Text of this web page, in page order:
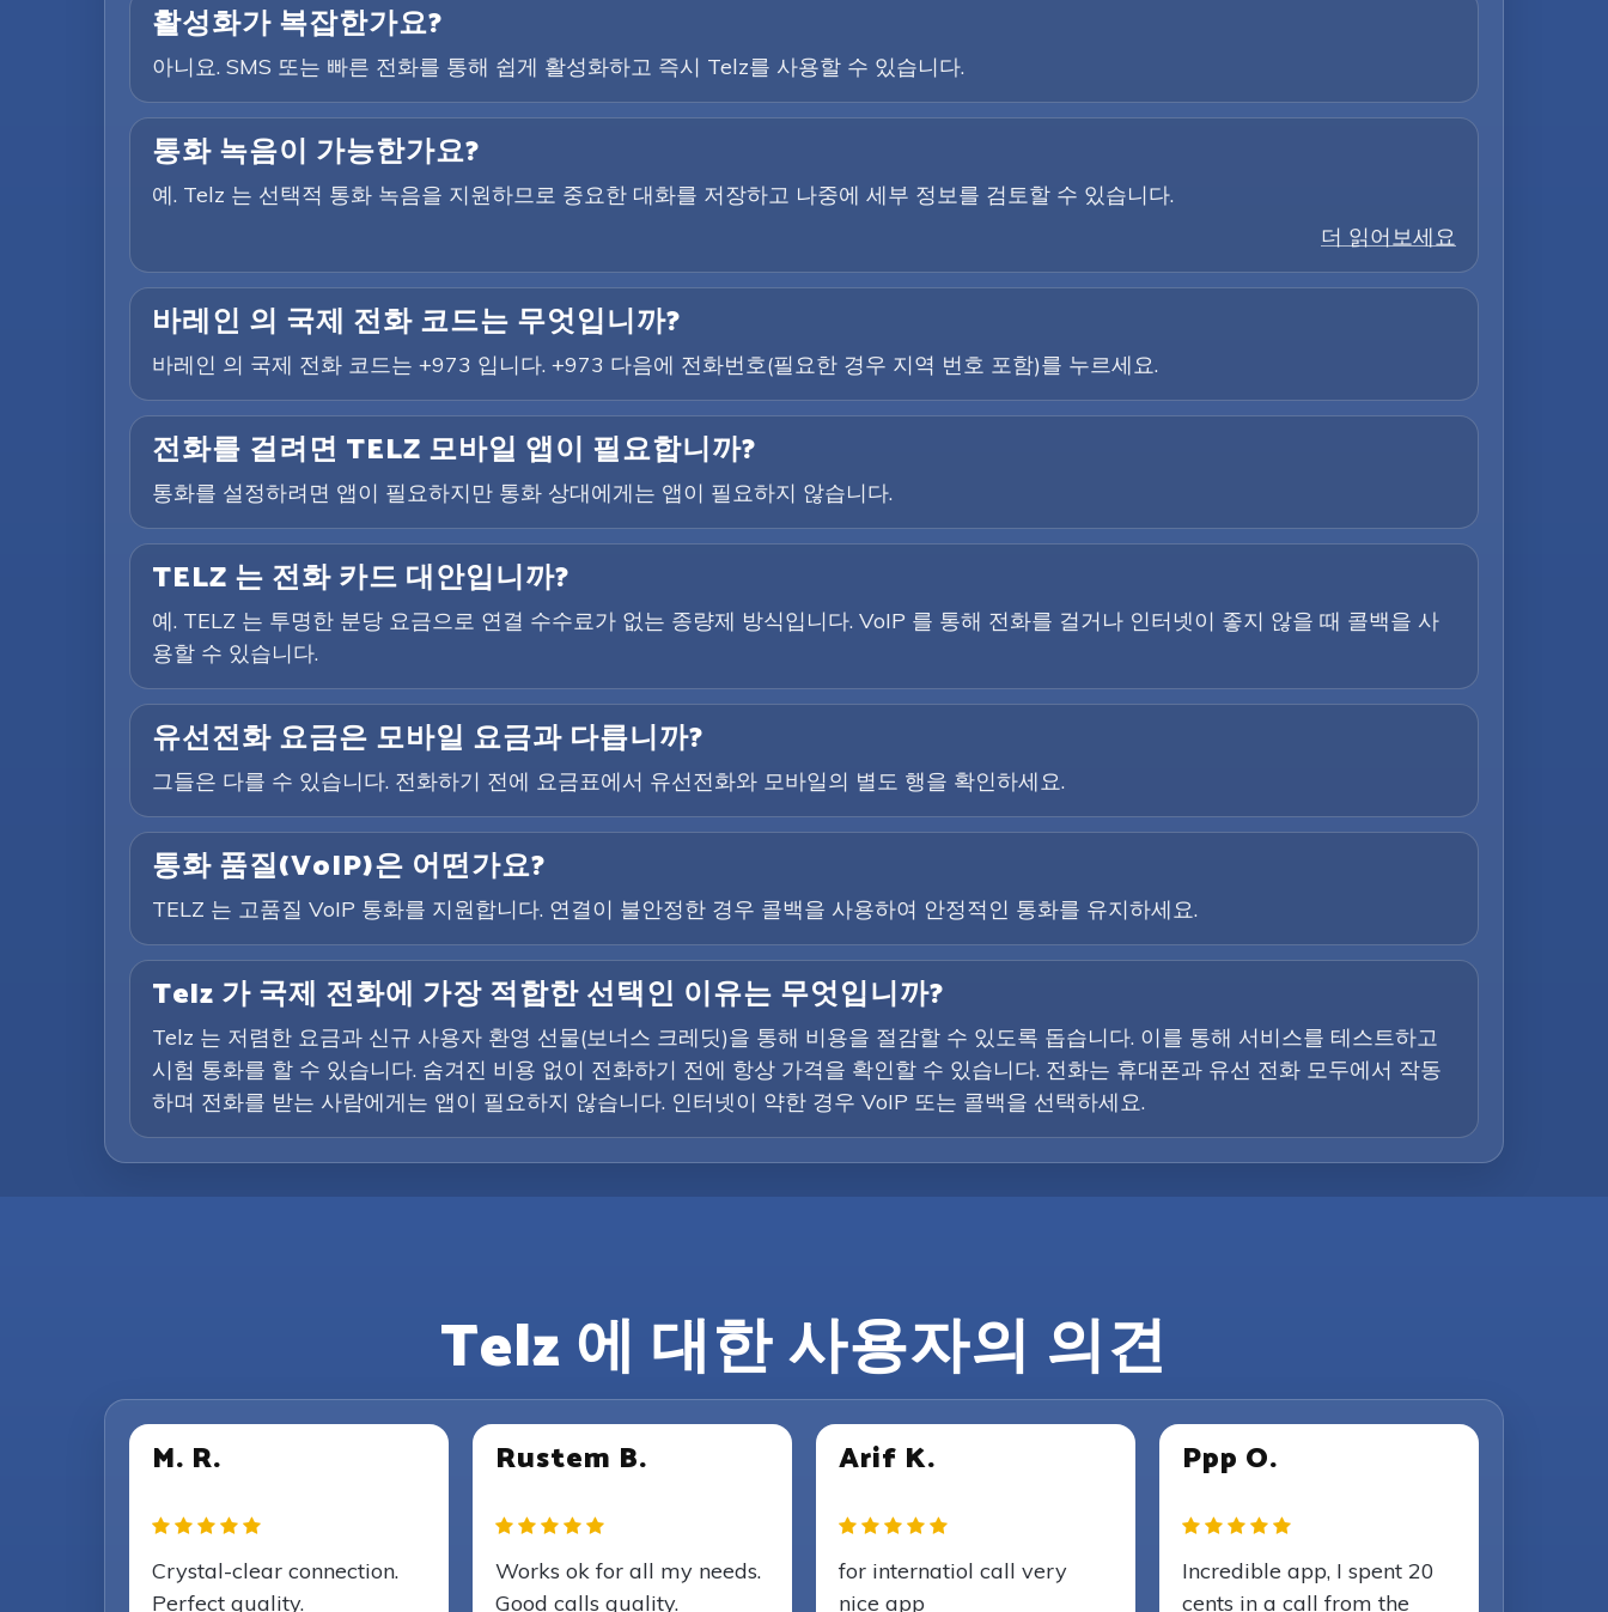
활성화가 복잡한가요?
아니요. SMS 또는 빠른 전화를 통해 쉽게 활성화하고 즉시 Telz를 사용할 수 있습니다.
통화 녹음이 가능한가요?
예. Telz 는 선택적 통화 녹음을 지원하므로 중요한 대화를 저장하고 나중에 세부 정보를 검토할 수 있습니다.
더 읽어보세요
바레인 의 국제 전화 코드는 무엇입니까?
바레인 의 국제 전화 코드는 +973 입니다. +973 다음에 전화번호(필요한 경우 지역 번호 포함)를 누르세요.
전화를 걸려면 TELZ 모바일 앱이 필요합니까?
통화를 설정하려면 앱이 필요하지만 통화 상대에게는 앱이 필요하지 않습니다.
TELZ 는 전화 카드 대안입니까?
예. TELZ 는 투명한 분당 요금으로 연결 수수료가 없는 종량제 방식입니다. VoIP 를 통해 전화를 걸거나 인터넷이 좋지 않을 때 콜백을 사
용할 수 있습니다.
유선전화 요금은 모바일 요금과 다릅니까?
그들은 다를 수 있습니다. 전화하기 전에 요금표에서 유선전화와 모바일의 별도 행을 확인하세요.
통화 품질(VoIP)은 어떤가요?
TELZ 는 고품질 VoIP 통화를 지원합니다. 연결이 불안정한 경우 콜백을 사용하여 안정적인 통화를 유지하세요.
Telz 가 국제 전화에 가장 적합한 선택인 이유는 무엇입니까?
Telz 는 저렴한 요금과 신규 사용자 환영 선물(보너스 크레딧)을 통해 비용을 절감할 수 있도록 돕습니다. 이를 통해 서비스를 테스트하고
시험 통화를 할 수 있습니다. 숨겨진 비용 없이 전화하기 전에 항상 가격을 확인할 수 있습니다. 전화는 휴대폰과 유선 전화 모두에서 작동
하며 전화를 받는 사람에게는 앱이 필요하지 않습니다. 인터넷이 약한 경우 VoIP 또는 콜백을 선택하세요.
Telz 에 대한 사용자의 의견
M. R.
Crystal-clear connection.
Perfect quality.
Rustem B.
Works ok for all my needs.
Good calls quality.
Arif K.
for internatiol call very
nice app
Ppp O.
Incredible app, I spent 20
cents in a call from the